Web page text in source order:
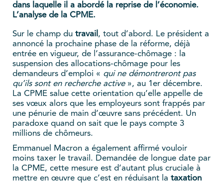
dans laquelle il a abordé la reprise de l’économie.
L’analyse de la CPME.
Sur le champ du travail , tout d’abord. Le président a
annoncé la prochaine phase de la réforme, déjà
entrée en vigueur, de l’assurance-chômage : la
suspension des allocations-chômage pour les
demandeurs d’emploi « qui ne démontreront pas
qu’ils sont en recherche active», au 1er décembre.
La CPME salue cette orientation qu’elle appelle de
ses vœux alors que les employeurs sont frappés par
une pénurie de main d’œuvre sans précédent. Un
paradoxe quand on sait que le pays compte 3
millions de chômeurs.
Emmanuel Macron a également affirmé vouloir
moins taxer le travail. Demandée de longue date par
la CPME, cette mesure est d’autant plus cruciale à
mettre en œuvre que c’est en réduisant la taxation